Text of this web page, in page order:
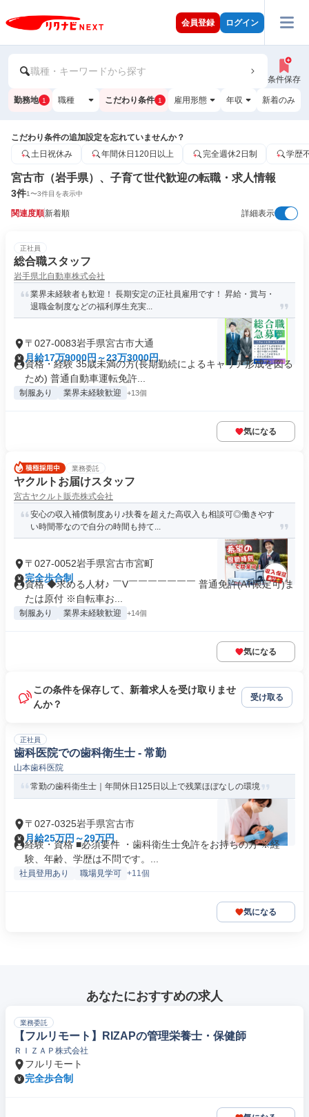
会員登録 ログイン
職種・キーワードから探す
条件保存
勤務地 1 職種 こだわり条件 1 雇用形態 年収 新着のみ
こだわり条件の追加設定を忘れていませんか？
土日祝休み
年間休日120日以上 完全週休2日制 学歴
宮古市（岩手県）、子育て世代歓迎の転職・求人情報
3件1〜3件目を表示中
関連度順新着順 詳細表示
正社員
総合職スタッフ
岩手県北自動車株式会社
業界未経験者も歓迎！ 長期安定の正社員雇用です！ 昇給・賞与・
退職金制度などの福利厚生充実...
〒027-0083岩手県宮古市大通
月給17万9000円～23万3000円
資格・経験 35歳未満の方(長期勤続によるキャリア形成を図る
ため) 普通自動車運転免許...
制服あり 業界未経験歓迎 +13個
気になる
業務委託
ヤクルトお届けスタッフ
宮古ヤクルト販売株式会社
安心の収入補償制度あり♪扶養を超えた高収入も相談可◎働きやす
い時間帯なので自分の時間も持て...
〒027-0052岩手県宮古市宮町
完全歩合制
資格 ◆求める人材♪ ￣V￣￣￣￣￣￣￣ 普通免許(AT限定可)ま
たは原付 ※自転車お...
制服あり 業界未経験歓迎 +14個
気になる
この条件を保存して、新着求人を受け取りませ
んか？
受け取る
正社員
歯科医院での歯科衛生士 - 常勤
山本歯科医院
常勤の歯科衛生士｜年間休日125日以上で残業ほぼなしの環境
〒027-0325岩手県宮古市
月給25万円～29万円
経験・資格 ■必須要件 ・歯科衛生士免許をお持ちの方 ※経
験、年齢、学歴は不問です。...
社員登用あり 職場見学可 +11個
気になる
あなたにおすすめの求人
業務委託
【フルリモート】RIZAPの管理栄養士・保健師
ＲＩＺＡＰ株式会社
フルリモート
完全歩合制